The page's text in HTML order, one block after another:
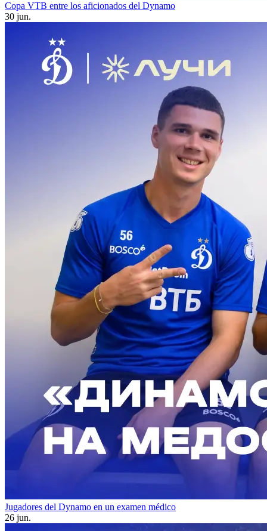
Copa VTB entre los aficionados del Dynamo
30 jun.
Jugadores del Dynamo en un examen médico
26 jun.